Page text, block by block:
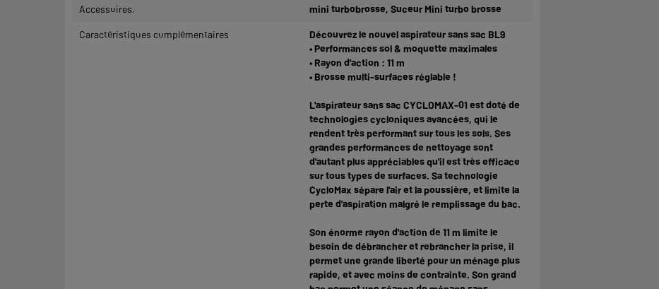
Accessoires. mini turbobrosse, Suceur Mini turbo brosse
Caractéristiques complémentaires
Découvrez le nouvel aspirateur sans sac BL9
• Performances sol & moquette maximales
• Rayon d'action : 11 m
• Brosse multi-surfaces réglable !
L'aspirateur sans sac CYCLOMAX-01 est doté de
technologies cycloniques avancées, qui le
rendent très performant sur tous les sols. Ses
grandes performances de nettoyage sont
d'autant plus appréciables qu'il est très efficace
sur tous types de surfaces. Sa technologie
CycloMax sépare l'air et la poussière, et limite la
perte d'aspiration malgré le remplissage du bac.
Son énorme rayon d'action de 11 m limite le
besoin de débrancher et rebrancher la prise, il
permet une grande liberté pour un ménage plus
rapide, et avec moins de contrainte. Son grand